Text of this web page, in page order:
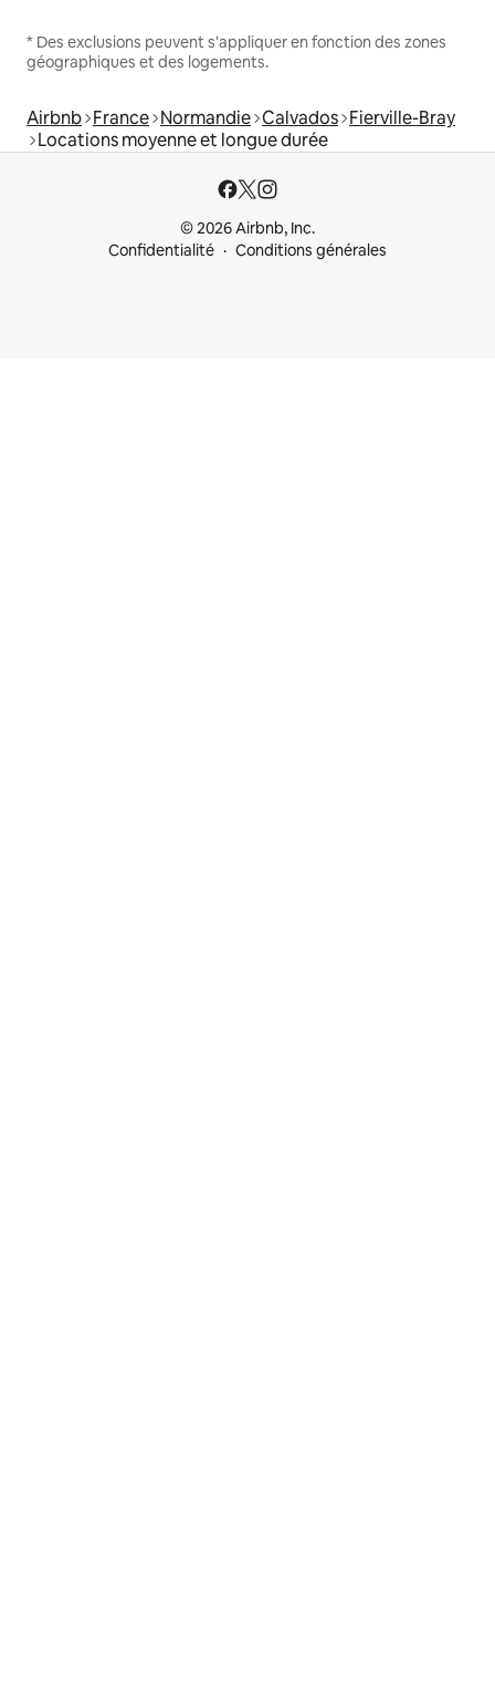
* Des exclusions peuvent s'appliquer en fonction des zones
géographiques et des logements.
Airbnb France Normandie Calvados Fierville-Bray
Locations moyenne et longue durée
© 2026 Airbnb, Inc.
Confidentialité
Conditions générales